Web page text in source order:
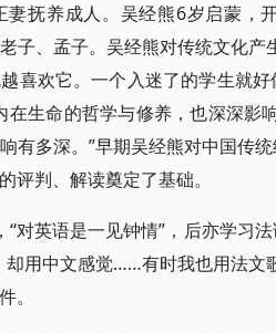
抚养成人。吴经熊6岁启蒙，
子、孟子。吴经熊对传统文化产
喜欢它。一个入迷了的学生就
在生命的哲学与修养，也深深影
有多深。”早期吴经熊对中国传
评判、解读奠定了基础。
对英语是一见钟情”，后亦学习
却用中文感觉……有时我也用法文
。